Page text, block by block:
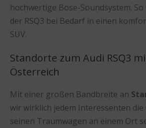
hochwertige Bose-Soundsystem.
der RSQ3 bei Bedarf in einen
SUV.
Standorte zum Audi RSQ3
Österreich
Mit einer großen Bandbreite an
wir wirklich jedem Interessenten die
seinen Traumwagen an einem Ort